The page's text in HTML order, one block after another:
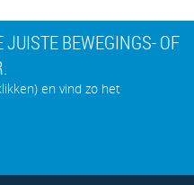
BEWEGINGS- OF
en vind zo het